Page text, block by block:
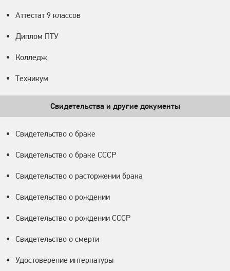
Аттестат 9 классов
Диплом ПТУ
Колледж
Техникум
Свидетельства и другие документы
Свидетельство о браке
Свидетельство о браке СССР
Свидетельство о расторжении брака
Свидетельство о рождении
Свидетельство о рождении СССР
Свидетельство о смерти
Удостоверение интернатуры